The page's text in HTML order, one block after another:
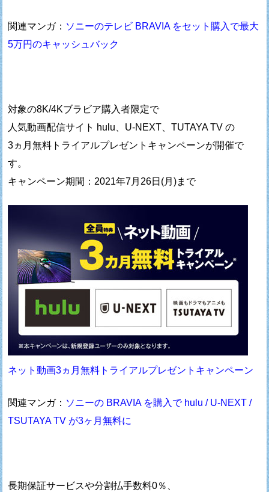
関連マンガ： ソニーのテレビ BRAVIA をセット購入で最大
5万円のキャッシュバック
対象の8K/4Kブラビア購入者限定で
人気動画配信サイト hulu、U-NEXT、TUTAYA TV の
3ヵ月無料トライアルプレゼントキャンペーンが開催で
す。
キャンペーン期間：2021年7月26日(月)まで
ネット動画3ヵ月無料トライアルプレゼントキャンペーン
関連マンガ： ソニーの BRAVIA を購入で hulu / U-NEXT /
TSUTAYA TV が3ヶ月無料に
長期保証サービスや分割払手数料0％、